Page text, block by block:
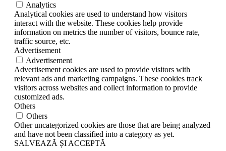
Analytics
Analytical cookies are used to understand how visitors
interact with the website. These cookies help provide
information on metrics the number of visitors, bounce rate,
traffic source, etc.
Advertisement
Advertisement
Advertisement cookies are used to provide visitors with
relevant ads and marketing campaigns. These cookies track
visitors across websites and collect information to provide
customized ads.
Others
Others
Other uncategorized cookies are those that are being analyzed
and have not been classified into a category as yet.
SALVEAZĂ ȘI ACCEPTĂ